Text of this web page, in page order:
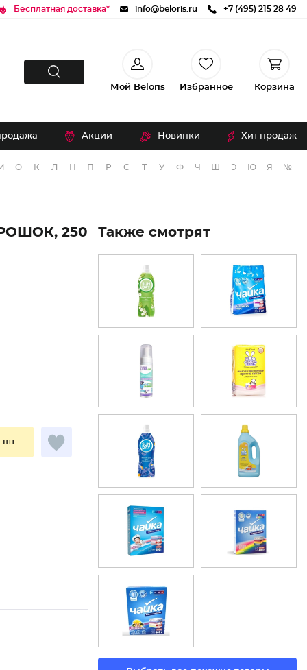
Бесплатная доставка* info@beloris.ru +7 (495) 215 28 49
Мой Beloris Избранное Корзина
Акции Новинки Хит продаж
О К Л Н П Р С Т У Ф Ч Э Ю Я №
250
шт.
Также смотрят